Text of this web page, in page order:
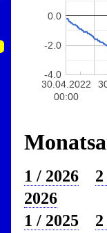
30.04.2022
00:00
-4.0
-2.0
0.0
1 / 2026
2026
1 / 2025